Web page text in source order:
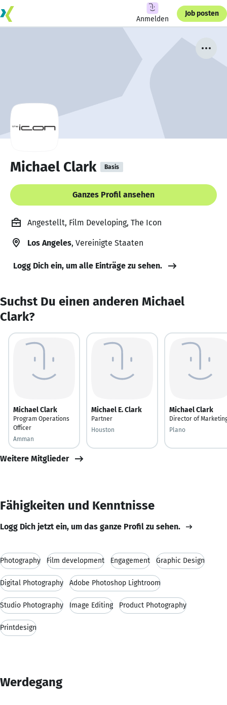
Anmelden
Job posten
Michael Clark Basis
Ganzes Profil ansehen
Angestellt, Film Developing, The Icon
Los Angeles, Vereinigte Staaten
Logg Dich ein, um alle Einträge zu sehen.
Suchst Du einen anderen Michael
Clark?
Michael Clark
Program Operations
Officer
Amman
Michael E. Clark
Partner
Houston
Michael Clark
Director of
Plano
Weitere Mitglieder
Fähigkeiten und Kenntnisse
Logg Dich jetzt ein, um das ganze Profil zu sehen.
Photography Film development Engagement Graphic Design
Digital Photography Adobe Photoshop Lightroom
Studio Photography Image Editing Product Photography
Printdesign
Werdegang